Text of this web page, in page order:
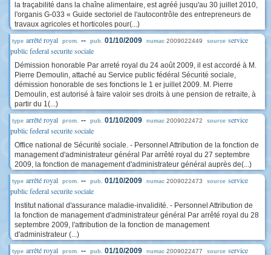
la traçabilité dans la chaîne alimentaire, est agréé jusqu'au 30 juillet 2010,
l'organis G-033 « Guide sectoriel de l'autocontrôle des entrepreneurs de
travaux agricoles et horticoles pour(...)
type arrêté royal prom. -- pub. 01/10/2009 numac 2009022449 source service
public federal securite sociale
Démission honorable Par arreté royal du 24 août 2009, il est accordé à M.
Pierre Demoulin, attaché au Service public fédéral Sécurité sociale,
démission honorable de ses fonctions le 1 er juillet 2009. M. Pierre
Demoulin, est autorisé à faire valoir ses droits à une pension de retraite, à
partir du 1(...)
type arrêté royal prom. -- pub. 01/10/2009 numac 2009022472 source service
public federal securite sociale
Office national de Sécurité sociale. - Personnel Attribution de la fonction de
management d'administrateur général Par arrêté royal du 27 septembre
2009, la fonction de management d'administrateur général auprès de(...)
type arrêté royal prom. -- pub. 01/10/2009 numac 2009022473 source service
public federal securite sociale
Institut national d'assurance maladie-invalidité. - Personnel Attribution de
la fonction de management d'administrateur général Par arrêté royal du 28
septembre 2009, l'attribution de la fonction de management
d'administrateur (...)
type arrêté royal prom. -- pub. 01/10/2009 numac 2009022477 source service